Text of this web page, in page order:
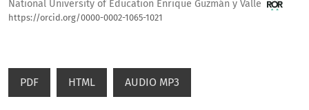
National University of Education Enrique Guzmán y Valle
https://orcid.org/0000-0002-1065-1021
PDF HTML AUDIO MP3